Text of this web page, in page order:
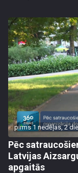
pirms 1 nedēļas, 2
Pēc
Latvijas
apgaitās